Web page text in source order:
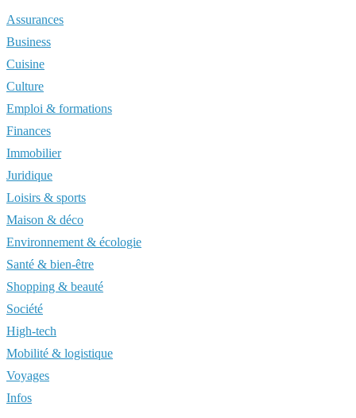
Assurances
Business
Cuisine
Culture
Emploi & formations
Finances
Immobilier
Juridique
Loisirs & sports
Maison & déco
Environnement & écologie
Santé & bien-être
Shopping & beauté
Société
High-tech
Mobilité & logistique
Voyages
Infos